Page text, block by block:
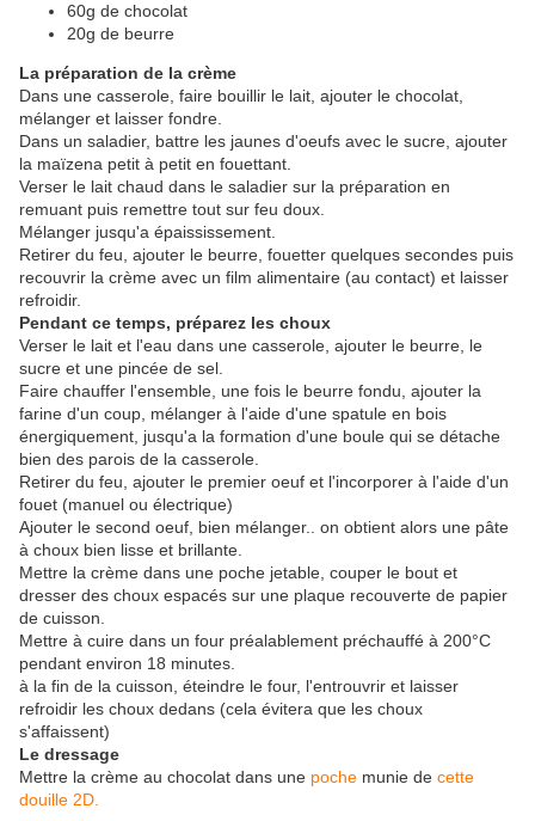
60g de chocolat
20g de beurre
La préparation de la crème
Dans une casserole, faire bouillir le lait, ajouter le chocolat,
mélanger et laisser fondre.
Dans un saladier, battre les jaunes d'oeufs avec le sucre, ajouter
la maïzena petit à petit en fouettant.
Verser le lait chaud dans le saladier sur la préparation en
remuant puis remettre tout sur feu doux.
Mélanger jusqu'a épaississement.
Retirer du feu, ajouter le beurre, fouetter quelques secondes puis
recouvrir la crème avec un film alimentaire (au contact) et laisser
refroidir.
Pendant ce temps, préparez les choux
Verser le lait et l'eau dans une casserole, ajouter le beurre, le
sucre et une pincée de sel.
Faire chauffer l'ensemble, une fois le beurre fondu, ajouter la
farine d'un coup, mélanger à l'aide d'une spatule en bois
énergiquement, jusqu'a la formation d'une boule qui se détache
bien des parois de la casserole.
Retirer du feu, ajouter le premier oeuf et l'incorporer à l'aide d'un
fouet (manuel ou électrique)
Ajouter le second oeuf, bien mélanger.. on obtient alors une pâte
à choux bien lisse et brillante.
Mettre la crème dans une poche jetable, couper le bout et
dresser des choux espacés sur une plaque recouverte de papier
de cuisson.
Mettre à cuire dans un four préalablement préchauffé à 200°C
pendant environ 18 minutes.
à la fin de la cuisson, éteindre le four, l'entrouvrir et laisser
refroidir les choux dedans (cela évitera que les choux
s'affaissent)
Le dressage
Mettre la crème au chocolat dans une poche munie de cette
douille 2D.